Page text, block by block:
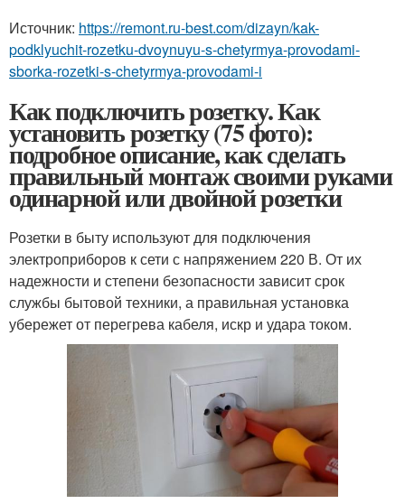
Источник: https://remont.ru-best.com/dizayn/kak-
podklyuchit-rozetku-dvoynuyu-s-chetyrmya-provodami-
sborka-rozetki-s-chetyrmya-provodami-i
Как подключить розетку. Как
установить розетку (75 фото):
подробное описание, как сделать
правильный монтаж своими руками
одинарной или двойной розетки
Розетки в быту используют для подключения
электроприборов к сети с напряжением 220 В. От их
надежности и степени безопасности зависит срок
службы бытовой техники, а правильная установка
убережет от перегрева кабеля, искр и удара током.